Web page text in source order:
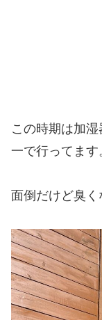
この時期は加
一で行ってます
面倒だけど臭く